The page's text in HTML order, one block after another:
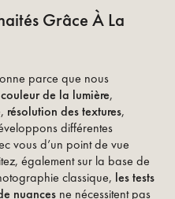
Grâce À La
parce que nous
couleur de la lumière,
, résolution des textures,
différentes
vous d’un point de vue
également sur la base de
classique, les tests
nuances ne nécessitent pas